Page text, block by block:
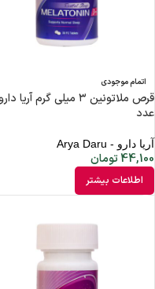
اتمام موجودی
عدد
آریا دارو - Arya Daru
44,100تومان
اطلاعات بیشتر